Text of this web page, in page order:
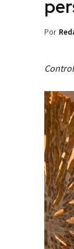
Por